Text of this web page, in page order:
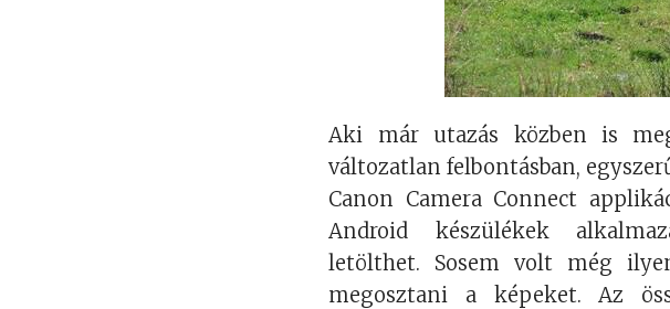
Aki már utazás közben is
változatlan felbontásban,
Canon Camera Connect
Android készülékek
letölthet. Sosem volt még
megosztani a képeket. Az